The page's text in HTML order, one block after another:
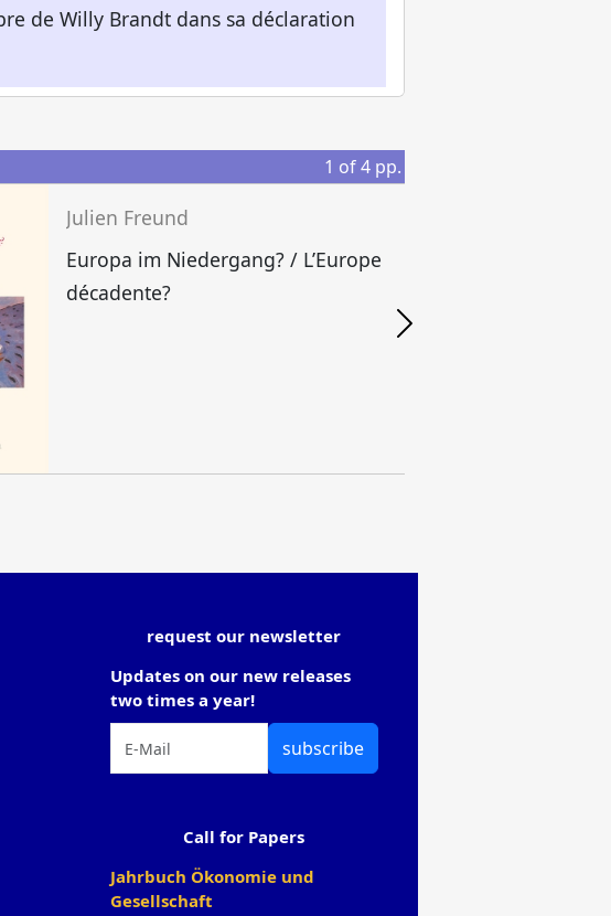
de Willy Brandt dans sa déclaration
1 of4pp.
Julien Freund
Europa im Niedergang? / L’Europe
décadente?
request our newsletter
Updates on our new releases
two times a year!
subscribe
Call for Papers
Jahrbuch Ökonomie und
Gesellschaft